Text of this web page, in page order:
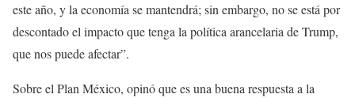
este año, y la economía se mantendrá; sin embargo, no se está por
descontado el impacto que tenga la política arancelaria de Trump,
que nos puede afectar”.
Sobre el Plan México, opinó que es una buena respuesta a la